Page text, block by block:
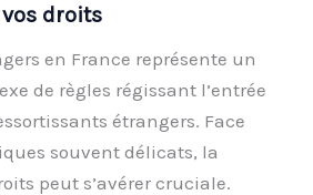
droits
en France représente un
de règles régissant l’entrée
étrangers. Face
souvent délicats, la
peut s’avérer cruciale.